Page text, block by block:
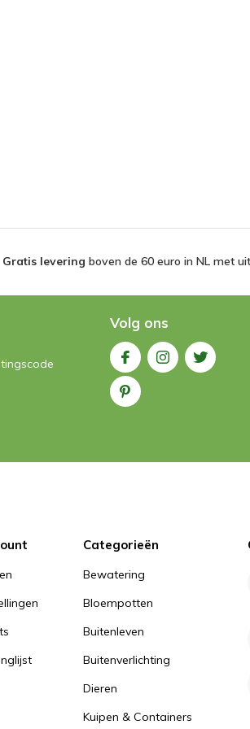
Gratis levering boven de 60 euro in NL met
Volg ons
Categorieën
Bewatering
Bloempotten
Buitenleven
Buitenverlichting
Dieren
Kuipen & Containers